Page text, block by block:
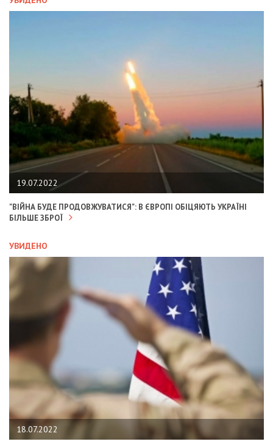
19.07.2022
"ВІЙНА БУДЕ ПРОДОВЖУВАТИСЯ": В ЄВРОПІ ОБІЦЯЮТЬ УКРАЇНІ
БІЛЬШЕ ЗБРОЇ
УВИДЕНО
18.07.2022